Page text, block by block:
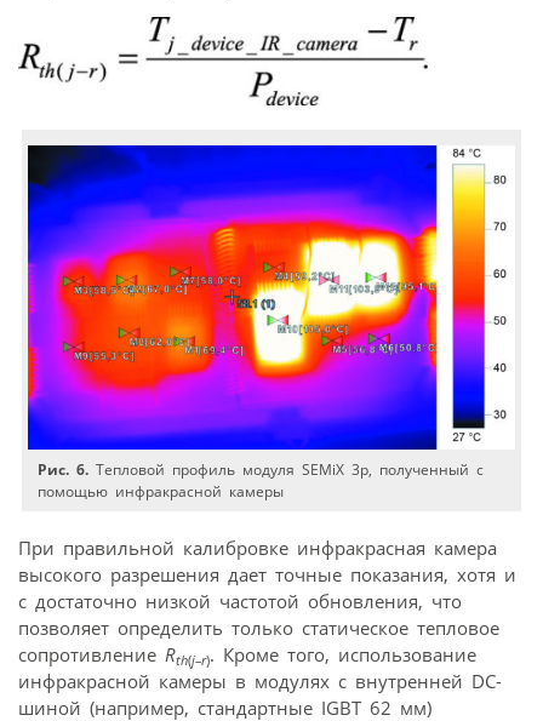
Рис. 6. Тепловой профиль модуля SEMiX 3p, полученный с
помощью инфракрасной камеры
При правильной калибровке инфракрасная камера
высокого разрешения дает точные показания, хотя и
с достаточно низкой частотой обновления, что
позволяет определить только статическое тепловое
сопротивление Rth(j–r). Кроме того, использование
инфракрасной камеры в модулях с внутренней DC-
шиной (например, стандартные IGBT 62 мм)